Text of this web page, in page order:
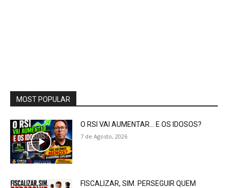
MOST POPULAR
O RSI VAI AUMENTAR… E OS IDOSOS?
7 de Agosto, 2026
FISCALIZAR, SIM. PERSEGUIR QUEM